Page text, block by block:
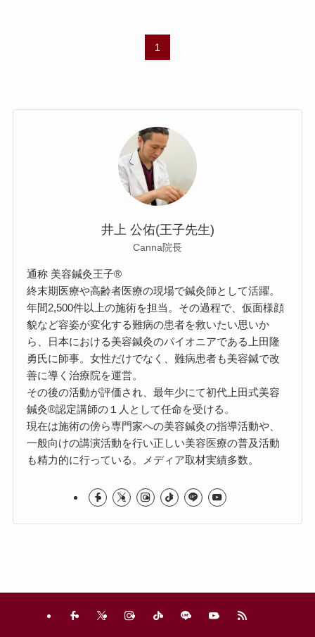
1
井上 公佑(王子先生)
Canna院長
通称 美容鍼灸王子®
終末期医療や高齢者医療の現場で鍼灸師として活躍。
年間2,500件以上の施術を担当。その過程で、仮面様顔
貌など容姿が変化する難病の患者を救いたい思いか
ら、日本における美容鍼灸のパイオニアである上田隆
勇氏に師事。女性だけでなく、難病患者も美容鍼で改
善に導く治療院を運営。
その後の活動が評価され、最年少にて初代上田式美容
鍼灸®認定講師の１人として任命を受ける。
現在は施術の傍ら専門家への美容鍼灸の指導活動や、
一般向けの講演活動を行い正しい美容医療の普及活動
も精力的に行っている。メディア取材実績多数。